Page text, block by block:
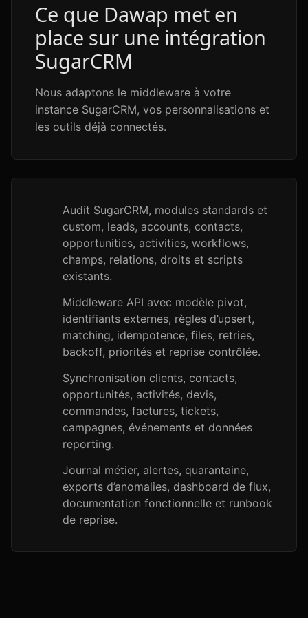
Ce que Dawap met en
place sur une intégration
SugarCRM
Nous adaptons le middleware à votre
instance SugarCRM, vos personnalisations et
les outils déjà connectés.
Audit SugarCRM, modules standards et
custom, leads, accounts, contacts,
opportunities, activities, workflows,
champs, relations, droits et scripts
existants.
Middleware API avec modèle pivot,
identifiants externes, règles d’upsert,
matching, idempotence, files, retries,
backoff, priorités et reprise contrôlée.
Synchronisation clients, contacts,
opportunités, activités, devis,
commandes, factures, tickets,
campagnes, événements et données
reporting.
Journal métier, alertes, quarantaine,
exports d’anomalies, dashboard de flux,
documentation fonctionnelle et runbook
de reprise.